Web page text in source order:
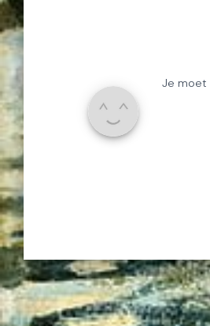
Je moet